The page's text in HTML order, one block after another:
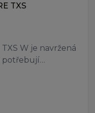
TXS
W je navržená
potřebují…